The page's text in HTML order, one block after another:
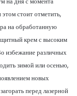
стоит отметить,
на обработанную
крем с высоким
избежание различных
зимой или осенью,
новых
перед лазерной